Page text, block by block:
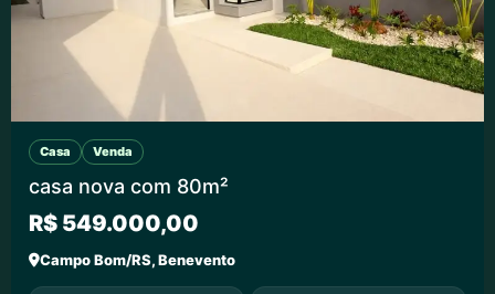
Casa Venda
casa nova com 80m²
R$ 549.000,00
Campo Bom/RS, Benevento